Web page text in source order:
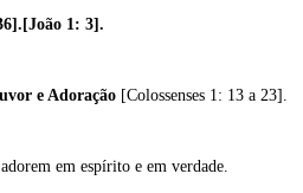
1: 3].
e Adoração [Colossenses 1: 13 a 23].
em espírito e em verdade.